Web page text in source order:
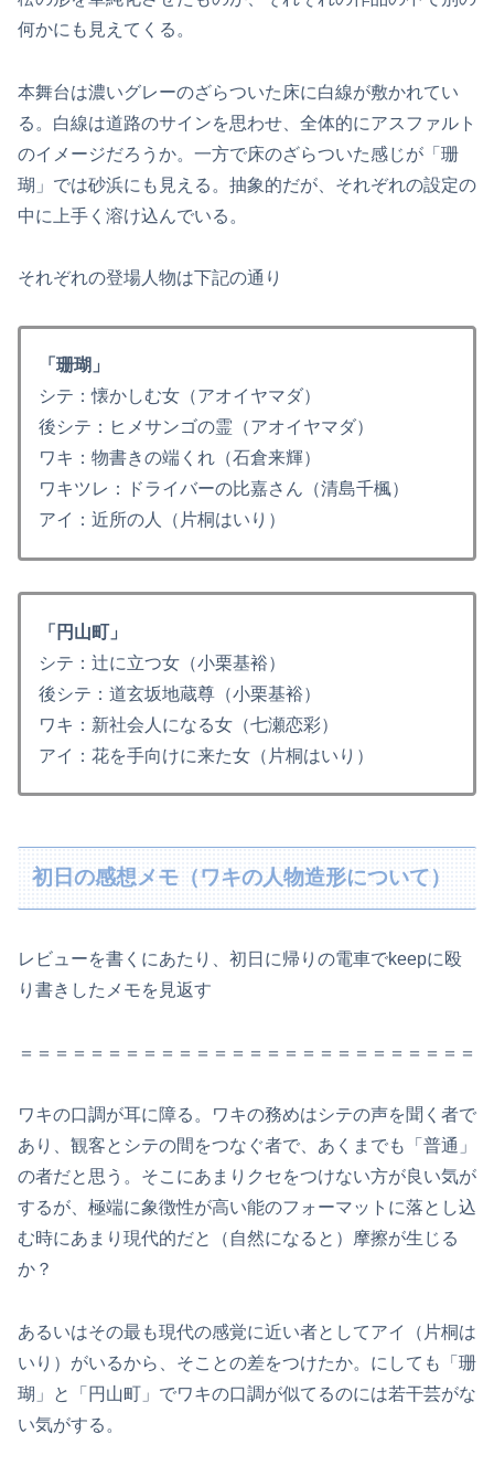
何かにも見えてくる。
本舞台は濃いグレーのざらついた床に白線が敷かれてい
る。白線は道路のサインを思わせ、全体的にアスファルト
のイメージだろうか。一方で床のざらついた感じが「珊
瑚」では砂浜にも見える。抽象的だが、それぞれの設定の
中に上手く溶け込んでいる。
それぞれの登場人物は下記の通り
「珊瑚」
シテ：懐かしむ女（アオイヤマダ）
後シテ：ヒメサンゴの霊（アオイヤマダ）
ワキ：物書きの端くれ（石倉来輝）
ワキツレ：ドライバーの比嘉さん（清島千楓）
アイ：近所の人（片桐はいり）
「円山町」
シテ：辻に立つ女（小栗基裕）
後シテ：道玄坂地蔵尊（小栗基裕）
ワキ：新社会人になる女（七瀬恋彩）
アイ：花を手向けに来た女（片桐はいり）
初日の感想メモ（ワキの人物造形について）
レビューを書くにあたり、初日に帰りの電車でkeepに殴
り書きしたメモを見返す
＝＝＝＝＝＝＝＝＝＝＝＝＝＝＝＝＝＝＝＝＝＝＝＝＝＝
ワキの口調が耳に障る。ワキの務めはシテの声を聞く者で
あり、観客とシテの間をつなぐ者で、あくまでも「普通」
の者だと思う。そこにあまりクセをつけない方が良い気が
するが、極端に象徴性が高い能のフォーマットに落とし込
む時にあまり現代的だと（自然になると）摩擦が生じる
か？
あるいはその最も現代の感覚に近い者としてアイ（片桐は
いり）がいるから、そことの差をつけたか。にしても「珊
瑚」と「円山町」でワキの口調が似てるのには若干芸がな
い気がする。